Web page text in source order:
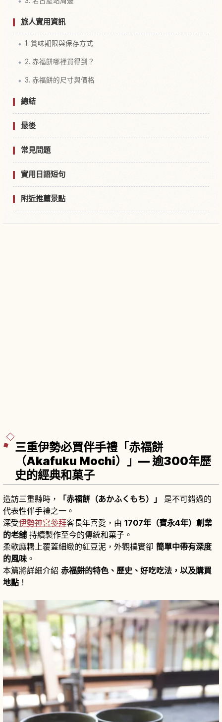
旅人實用資訊
1. 賞味期限與保存方式
2. 赤福餅哪裡買得到？
3. 赤福餅的尺寸與價格
總結
最後
常見問題
實用日語短句
附近推薦景點
三重伊勢必買伴手禮「赤福餅
（Akafuku Mochi）」— 逾300年歷
史的經典和菓子
造訪三重縣時， 「赤福餅（あかふくもち）」
是不可錯過的
代表性伴手禮之一。
深受伊勢神宮參拜客長年喜愛，由 1707年（寶永4年）創業
的老舖 持續製作至今的傳統和菓子。
柔軟麻糬上覆蓋細緻的紅豆泥，外觀樸實卻 簡單中帶有深度
的風味 。
本篇將詳細介紹 赤福餅的特色、歷史、好吃吃法，以及購買
地點 ！